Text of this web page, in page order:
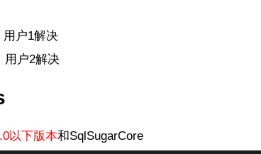
户1解决
户2解决
以下版本和SqlSugarCore